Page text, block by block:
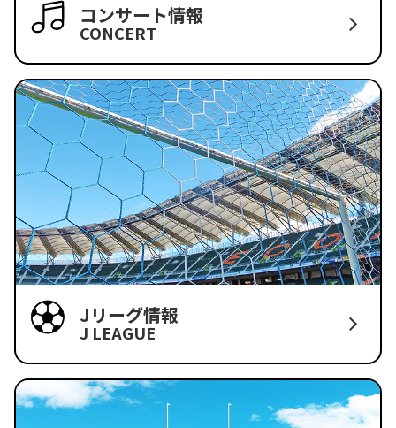
コンサート情報
CONCERT
Jリーグ情報
J LEAGUE